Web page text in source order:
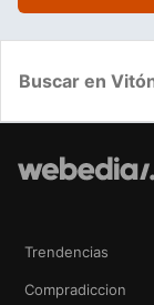
Trendencias
Compradiccion